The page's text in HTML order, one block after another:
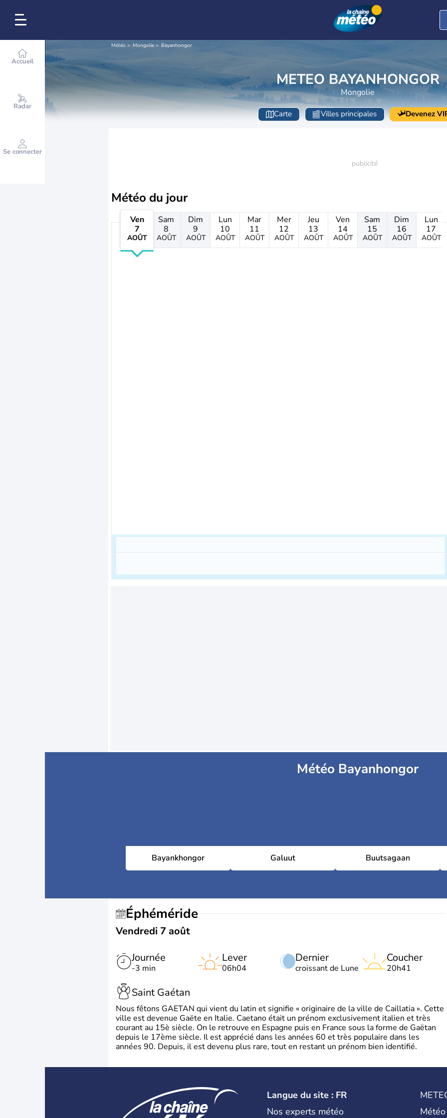
Accueil
Radar
Se connecter
Météo Mongolie Bayanhongor
METEO BAYANHONGOR
Mongolie
Carte Villes principales Devenez
Météo du jour
Ven
7
AOÛT
Sam
8
AOÛT
Dim
9
AOÛT
Lun
10
AOÛT
Mar
11
AOÛT
Mer
12
AOÛT
Jeu
13
AOÛT
Ven
14
AOÛT
Sam
15
AOÛT
Dim
16
AOÛT
Lun
17
AOÛT
Météo Bayanhongor
Bayankhongor Galuut Buutsagaan
Éphéméride
Vendredi 7 août
Journée
-3 min
Dernier
croissant de Lune
Lever
06h04
Coucher
20h41
Saint Gaétan
Nous fêtons GAETAN qui vient du latin et signifie « originaire de la ville de Caillatia ». Cette
ville est devenue Gaëte en Italie. Caetano était un prénom exclusivement italien et très
courant au 15è siècle. On le retrouve en Espagne puis en France sous la forme de Gaëtan
depuis le 17ème siècle. Il est apprécié dans les années 60 et très populaire dans les
années 90. Depuis, il est devenu plus rare, tout en restant un prénom bien identifié.
Langue du site : FR
Nos experts météo